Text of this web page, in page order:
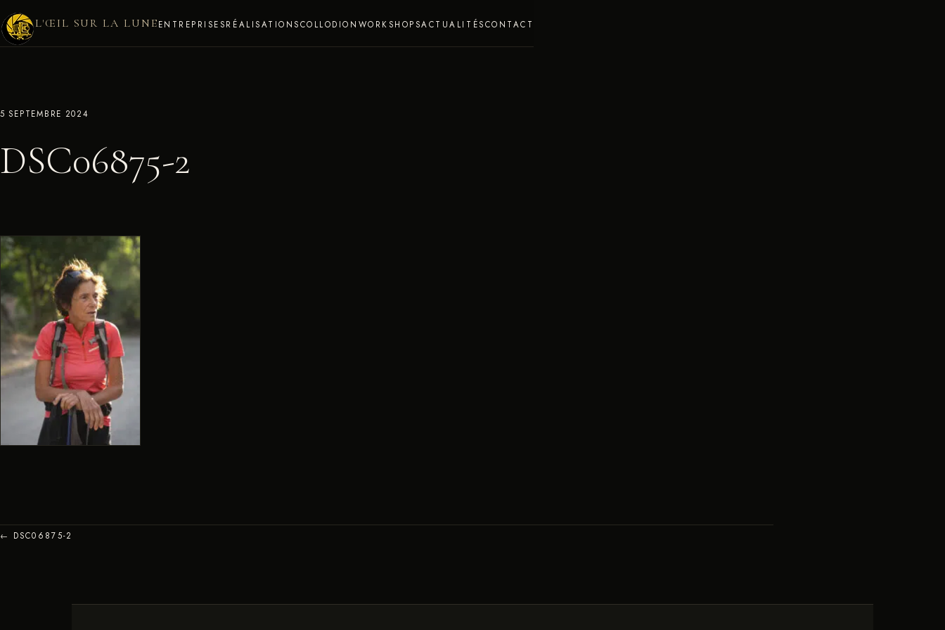
L'ŒIL SUR LA LUNEENTREPRISESRÉALISATIONSCOLLODION WORKSHOPSACTUALITÉSCONTACT
5 SEPTEMBRE 2024
DSC06875-2
← DSC06875-2